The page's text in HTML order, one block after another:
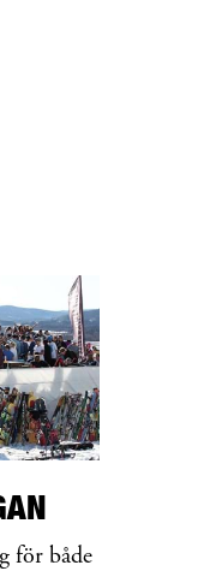
för både